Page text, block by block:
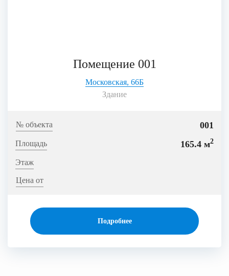
Помещение 001
Московская, 66Б
Здание
001
165.4 м2
Подробнее